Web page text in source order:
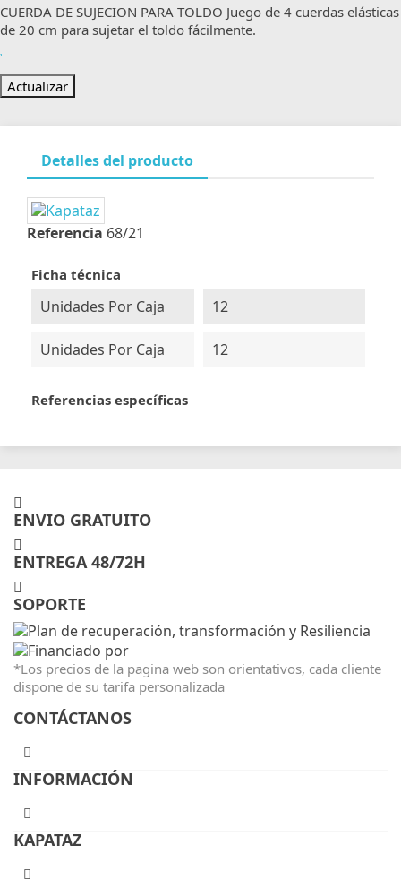
CUERDA DE SUJECION PARA TOLDO Juego de 4 cuerdas elásticas
de 20 cm para sujetar el toldo fácilmente.
Detalles del producto
Referencia 68/21
Ficha técnica
Unidades Por Caja 12
Unidades Por Caja 12
Referencias específicas
ENVIO GRATUITO
ENTREGA 48/72H
SOPORTE
*Los precios de la pagina web son orientativos, cada cliente
dispone de su tarifa personalizada
CONTÁCTANOS
INFORMACIÓN
KAPATAZ